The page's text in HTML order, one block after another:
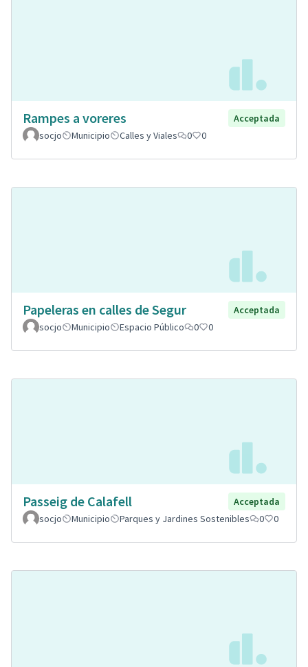
Rampes a voreres
Acceptada
socjo
Municipio Calles y Viales 0 0
Papeleras en calles de Segur
Acceptada
socjo
Municipio Espacio Público 0 0
Passeig de Calafell
Acceptada
socjo
Municipio Parques y Jardines Sostenibles 0 0